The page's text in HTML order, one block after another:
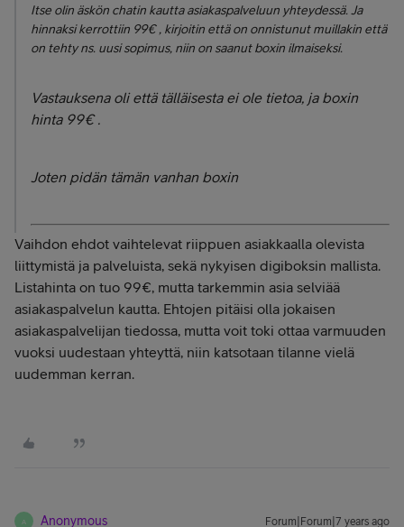
Itse olin äskön chatin kautta asiakaspalveluun yhteydessä. Ja
hinnaksi kerrottiin 99€ , kirjoitin että on onnistunut muillakin että
on tehty ns. uusi sopimus, niin on saanut boxin ilmaiseksi.
Vastauksena oli että tälläisesta ei ole tietoa, ja boxin
hinta 99€ .
Joten pidän tämän vanhan boxin
Vaihdon ehdot vaihtelevat riippuen asiakkaalla olevista
liittymistä ja palveluista, sekä nykyisen digiboksin mallista.
Listahinta on tuo 99€, mutta tarkemmin asia selviää
asiakaspalvelun kautta. Ehtojen pitäisi olla jokaisen
asiakaspalvelijan tiedossa, mutta voit toki ottaa varmuuden
vuoksi uudestaan yhteyttä, niin katsotaan tilanne vielä
uudemman kerran.
A Anonymous Forum|Forum|7 years ago